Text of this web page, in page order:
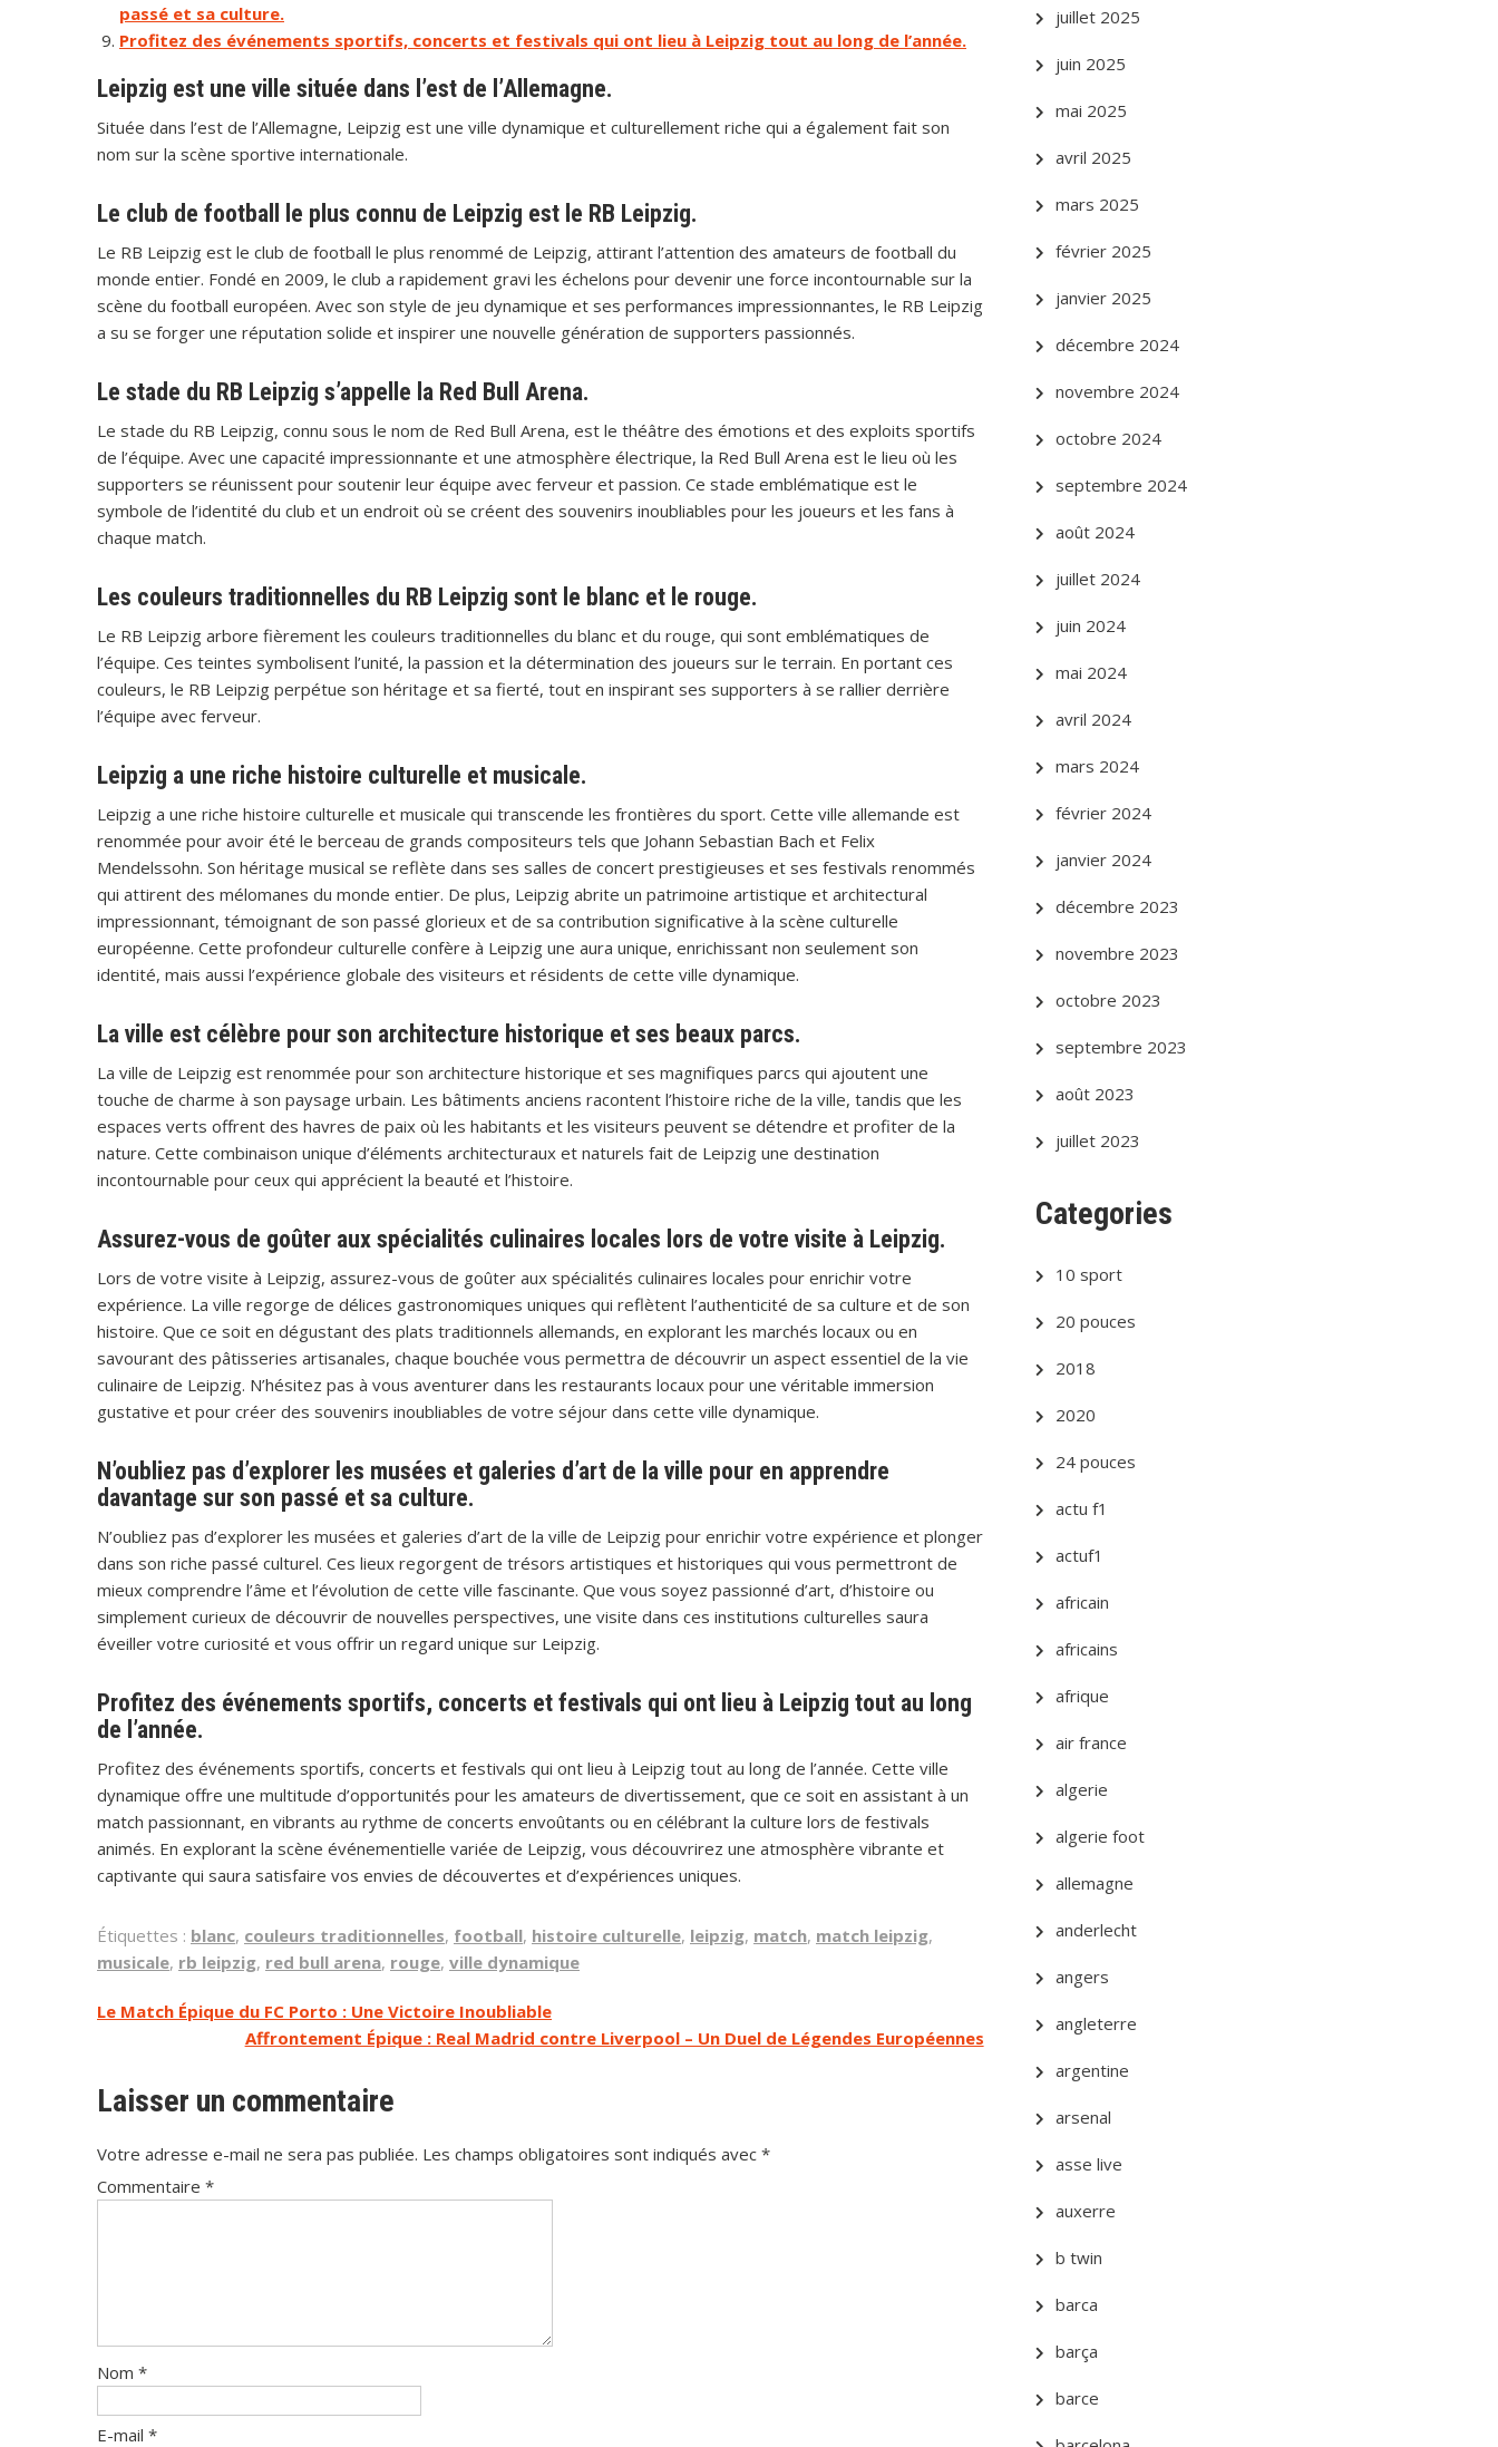
passé et sa culture.
Profitez des événements sportifs, concerts et festivals qui ont lieu à Leipzig tout au long de l’année.
Leipzig est une ville située dans l’est de l’Allemagne.
Située dans l’est de l’Allemagne, Leipzig est une ville dynamique et culturellement riche qui a également fait son
nom sur la scène sportive internationale.
Le club de football le plus connu de Leipzig est le RB Leipzig.
Le RB Leipzig est le club de football le plus renommé de Leipzig, attirant l’attention des amateurs de football du
monde entier. Fondé en 2009, le club a rapidement gravi les échelons pour devenir une force incontournable sur la
scène du football européen. Avec son style de jeu dynamique et ses performances impressionnantes, le RB Leipzig
a su se forger une réputation solide et inspirer une nouvelle génération de supporters passionnés.
Le stade du RB Leipzig s’appelle la Red Bull Arena.
Le stade du RB Leipzig, connu sous le nom de Red Bull Arena, est le théâtre des émotions et des exploits sportifs
de l’équipe. Avec une capacité impressionnante et une atmosphère électrique, la Red Bull Arena est le lieu où les
supporters se réunissent pour soutenir leur équipe avec ferveur et passion. Ce stade emblématique est le
symbole de l’identité du club et un endroit où se créent des souvenirs inoubliables pour les joueurs et les fans à
chaque match.
Les couleurs traditionnelles du RB Leipzig sont le blanc et le rouge.
Le RB Leipzig arbore fièrement les couleurs traditionnelles du blanc et du rouge, qui sont emblématiques de
l’équipe. Ces teintes symbolisent l’unité, la passion et la détermination des joueurs sur le terrain. En portant ces
couleurs, le RB Leipzig perpétue son héritage et sa fierté, tout en inspirant ses supporters à se rallier derrière
l’équipe avec ferveur.
Leipzig a une riche histoire culturelle et musicale.
Leipzig a une riche histoire culturelle et musicale qui transcende les frontières du sport. Cette ville allemande est
renommée pour avoir été le berceau de grands compositeurs tels que Johann Sebastian Bach et Felix
Mendelssohn. Son héritage musical se reflète dans ses salles de concert prestigieuses et ses festivals renommés
qui attirent des mélomanes du monde entier. De plus, Leipzig abrite un patrimoine artistique et architectural
impressionnant, témoignant de son passé glorieux et de sa contribution significative à la scène culturelle
européenne. Cette profondeur culturelle confère à Leipzig une aura unique, enrichissant non seulement son
identité, mais aussi l’expérience globale des visiteurs et résidents de cette ville dynamique.
La ville est célèbre pour son architecture historique et ses beaux parcs.
La ville de Leipzig est renommée pour son architecture historique et ses magnifiques parcs qui ajoutent une
touche de charme à son paysage urbain. Les bâtiments anciens racontent l’histoire riche de la ville, tandis que les
espaces verts offrent des havres de paix où les habitants et les visiteurs peuvent se détendre et profiter de la
nature. Cette combinaison unique d’éléments architecturaux et naturels fait de Leipzig une destination
incontournable pour ceux qui apprécient la beauté et l’histoire.
Assurez-vous de goûter aux spécialités culinaires locales lors de votre visite à Leipzig.
Lors de votre visite à Leipzig, assurez-vous de goûter aux spécialités culinaires locales pour enrichir votre
expérience. La ville regorge de délices gastronomiques uniques qui reflètent l’authenticité de sa culture et de son
histoire. Que ce soit en dégustant des plats traditionnels allemands, en explorant les marchés locaux ou en
savourant des pâtisseries artisanales, chaque bouchée vous permettra de découvrir un aspect essentiel de la vie
culinaire de Leipzig. N’hésitez pas à vous aventurer dans les restaurants locaux pour une véritable immersion
gustative et pour créer des souvenirs inoubliables de votre séjour dans cette ville dynamique.
N’oubliez pas d’explorer les musées et galeries d’art de la ville pour en apprendre
davantage sur son passé et sa culture.
N’oubliez pas d’explorer les musées et galeries d’art de la ville de Leipzig pour enrichir votre expérience et plonger
dans son riche passé culturel. Ces lieux regorgent de trésors artistiques et historiques qui vous permettront de
mieux comprendre l’âme et l’évolution de cette ville fascinante. Que vous soyez passionné d’art, d’histoire ou
simplement curieux de découvrir de nouvelles perspectives, une visite dans ces institutions culturelles saura
éveiller votre curiosité et vous offrir un regard unique sur Leipzig.
Profitez des événements sportifs, concerts et festivals qui ont lieu à Leipzig tout au long
de l’année.
Profitez des événements sportifs, concerts et festivals qui ont lieu à Leipzig tout au long de l’année. Cette ville
dynamique offre une multitude d’opportunités pour les amateurs de divertissement, que ce soit en assistant à un
match passionnant, en vibrants au rythme de concerts envoûtants ou en célébrant la culture lors de festivals
animés. En explorant la scène événementielle variée de Leipzig, vous découvrirez une atmosphère vibrante et
captivante qui saura satisfaire vos envies de découvertes et d’expériences uniques.
Étiquettes : blanc, couleurs traditionnelles, football, histoire culturelle, leipzig, match, match leipzig,
musicale, rb leipzig, red bull arena, rouge, ville dynamique
Navigation
l’article
Le Match Épique du FC Porto : Une Victoire Inoubliable
Affrontement Épique : Real Madrid contre Liverpool – Un Duel de Légendes Européennes
Laisser un commentaire
Votre adresse e-mail ne sera pas publiée. Les champs obligatoires sont indiqués avec *
Commentaire *
Nom *
E-mail *
juillet 2025
juin 2025
mai 2025
avril 2025
mars 2025
février 2025
janvier 2025
décembre 2024
novembre 2024
octobre 2024
septembre 2024
août 2024
juillet 2024
juin 2024
mai 2024
avril 2024
mars 2024
février 2024
janvier 2024
décembre 2023
novembre 2023
octobre 2023
septembre 2023
août 2023
juillet 2023
Categories
10 sport
20 pouces
2018
2020
24 pouces
actu f1
actuf1
africain
africains
afrique
air france
algerie
algerie foot
allemagne
anderlecht
angers
angleterre
argentine
arsenal
asse live
auxerre
b twin
barca
barça
barce